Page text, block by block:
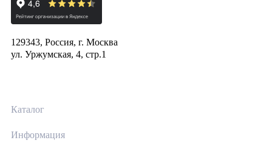
129343, Россия, г. Москва
ул. Уржумская, 4, стр.1
Каталог
Информация